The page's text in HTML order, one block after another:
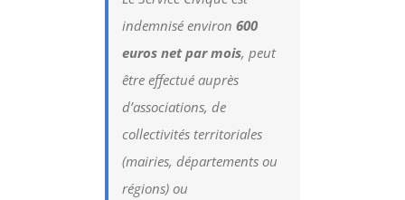
indemnisé environ600
euros net par mois, peut
être effectué auprès
d’associations, de
collectivités territoriales
(mairies, départements ou
régions) ou